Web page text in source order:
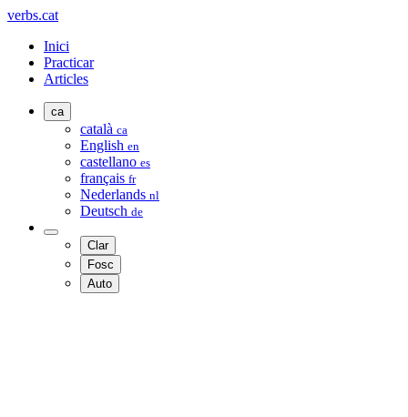
verbs.cat
Inici
Practicar
Articles
ca
català ca
English en
castellano es
français fr
Nederlands nl
Deutsch de
Clar
Fosc
Auto